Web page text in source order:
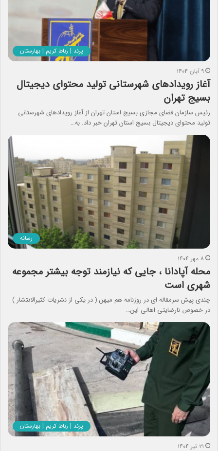
پرند | رباط کریم | بهارستان
۹ آبان ۱۴۰۴
آغاز رویدادهای شهرستانی تولید محتوای دیجیتال
بسیج تهران
رئیس سازمان فضای مجازی بسیج استان تهران از آغاز رویدادهای شهرستانی
تولید محتوای دیجیتال بسیج استان تهران خبر داد. به…
رسانه
۸ مهر ۱۴۰۴
محله آپادانا ، جایی که نیازمند توجه بیشتر مجموعه
شهری است
چندی پیش سرمقاله ای در روزنامه هم میهن ( در یکی از نشریات کثیرالانتشار )
در خصوص نارضایتی اهالی این…
پرند | رباط کریم | بهارستان
۲۱ تیر ۱۴۰۴